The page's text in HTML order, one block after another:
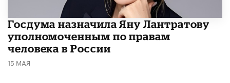
Госдума назначила Яну Лантратову
уполномоченным по правам
человека в России
15 МАЯ